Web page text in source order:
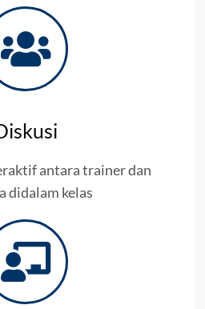
antara trainer dan
didalam kelas